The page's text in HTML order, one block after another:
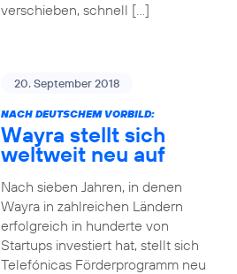
verschieben, schnell […]
20. September 2018
NACH DEUTSCHEM VORBILD:
Wayra stellt sich
weltweit neu auf
Nach sieben Jahren, in denen
Wayra in zahlreichen Ländern
erfolgreich in hunderte von
Startups investiert hat, stellt sich
Telefónicas Förderprogramm neu